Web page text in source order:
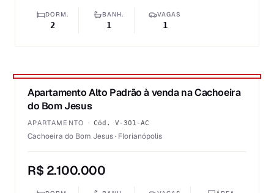
DORM.
2
BANH.
1
VAGAS
1
★ DESTAQUE PRIME VENDA
Apartamento Alto Padrão à venda na Cachoeira
do Bom Jesus
APARTAMENTO · Cód. V-301-AC
Cachoeira do Bom Jesus · Florianópolis
R$ 2.100.000